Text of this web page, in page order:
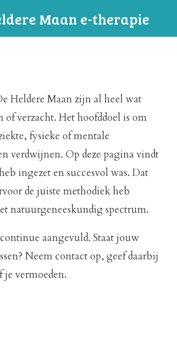
Maan e-therapie
Heldere Maan zijn al heel wat
of verzacht. Het hoofddoel is om
fysieke of mentale
verdwijnen. Op deze pagina vindt
ingezet en succesvol was. Dat
de juiste methodiek heb
natuurgeneeskundig spectrum.
aangevuld. Staat jouw
Neem contact op, geef daarbij
je vermoeden.